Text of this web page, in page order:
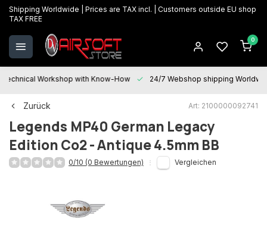
Shipping Worldwide | Prices are TAX incl. | Customers outside EU shop
TAX FREE
0
Technical Workshop with Know-How 24/7 Webshop shipping
Zurück Art: 2100000092741
Legends MP40 German Legacy
Edition Co2 - Antique 4.5mm BB
0/10 (0 Bewertungen) Vergleichen